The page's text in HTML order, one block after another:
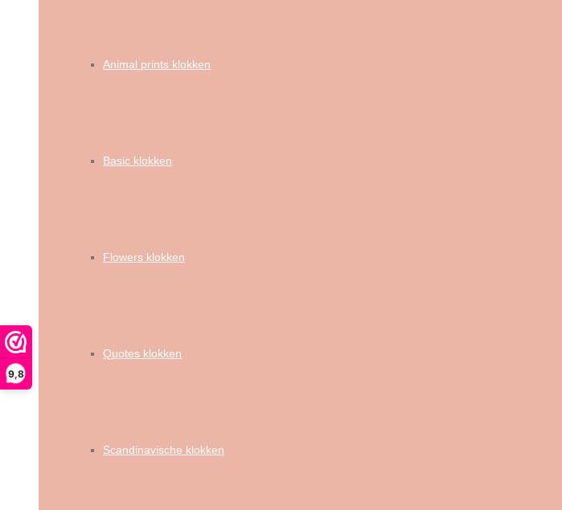
9,8
Animal prints klokken
Basic klokken
Flowers klokken
Quotes klokken
Scandinavische klokken